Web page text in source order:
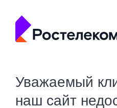
Уважаемый
наш сайт